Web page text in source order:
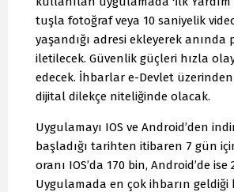
tuşla fotoğraf veya 10 saniyelik
yaşandığı adresi ekleyerek anında
iletilecek. Güvenlik güçleri hızla
edecek. İhbarlar e-Devlet üzerinden
dijital dilekçe niteliğinde olacak.
Uygulamayı IOS ve Android’den
başladığı tarihten itibaren 7 gün
oranı IOS’da 170 bin, Android’de
Uygulamada en çok ihbarın geldiği